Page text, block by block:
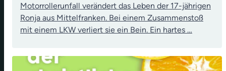
Motorrollerunfall verändert das Leben der 17-jährigen
Ronja aus Mittelfranken. Bei einem Zusammenstoß
mit einem LKW verliert sie ein Bein. Ein hartes …